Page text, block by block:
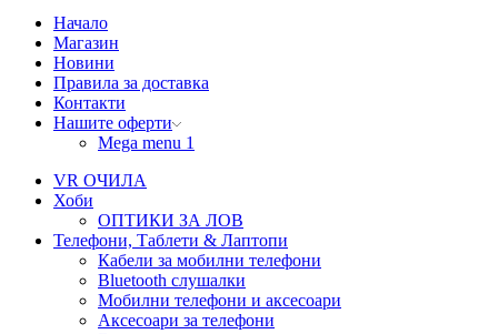
Начало
Магазин
Новини
Правила за доставка
Контакти
Нашите оферти
Mega menu 1
VR ОЧИЛА
Хоби
ОПТИКИ ЗА ЛОВ
Телефони, Таблети & Лаптопи
Кабели за мобилни телефони
Bluetooth слушалки
Мобилни телефони и аксесоари
Аксесоари за телефони